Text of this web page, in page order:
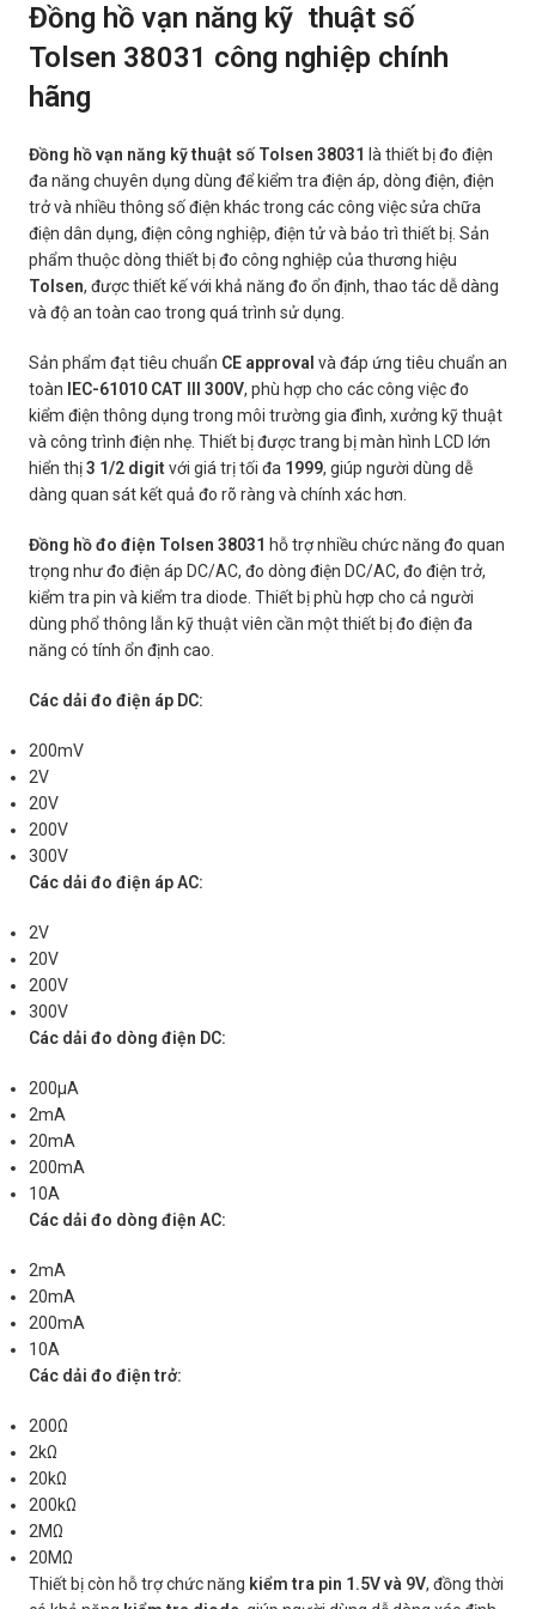
Đồng hồ vạn năng kỹ thuật số
Tolsen 38031 công nghiệp chính
hãng
Đồng hồ vạn năng kỹ thuật số Tolsen 38031 là thiết bị đo điện
đa năng chuyên dụng dùng để kiểm tra điện áp, dòng điện, điện
trở và nhiều thông số điện khác trong các công việc sửa chữa
điện dân dụng, điện công nghiệp, điện tử và bảo trì thiết bị. Sản
phẩm thuộc dòng thiết bị đo công nghiệp của thương hiệu
Tolsen, được thiết kế với khả năng đo ổn định, thao tác dễ dàng
và độ an toàn cao trong quá trình sử dụng.
Sản phẩm đạt tiêu chuẩn CE approval và đáp ứng tiêu chuẩn an
toàn
IEC-61010 CAT III 300V, phù hợp cho các công việc đo
kiểm điện thông dụng trong môi trường gia đình, xưởng kỹ thuật
và công trình điện nhẹ. Thiết bị được trang bị màn hình LCD lớn
hiển thị3 1/2 digit với giá trị tối đa 1999, giúp người dùng dễ
dàng quan sát kết quả đo rõ ràng và chính xác hơn.
Đồng hồ đo điện Tolsen 38031 hỗ trợ nhiều chức năng đo quan
trọng như đo điện áp DC/AC, đo dòng điện DC/AC, đo điện trở,
kiểm tra pin và kiểm tra diode. Thiết bị phù hợp cho cả người
dùng phổ thông lẫn kỹ thuật viên cần một thiết bị đo điện đa
năng có tính ổn định cao.
Các dải đo điện áp DC:
200mV
2V
20V
200V
300V
Các dải đo điện áp AC:
2V
20V
200V
300V
Các dải đo dòng điện DC:
200μA
2mA
20mA
200mA
10A
Các dải đo dòng điện AC:
2mA
20mA
200mA
10A
Các dải đo điện trở:
200Ω
2kΩ
20kΩ
200kΩ
2MΩ
20MΩ
Thiết bị còn hỗ trợ chức năng kiểm tra pin 1.5V và 9V, đồng thời